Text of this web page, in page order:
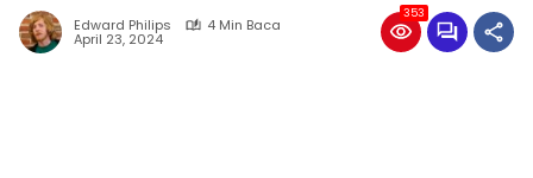
Edward Philips 4 Min Baca
April 23, 2024
353